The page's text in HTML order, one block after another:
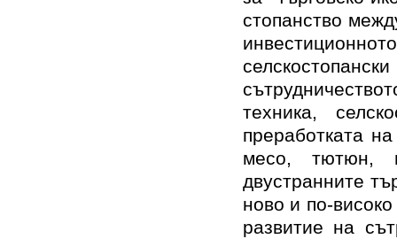
стопанство
техника,
преработката
месо, тютюн,
двустранните
ново и по-
развитие на